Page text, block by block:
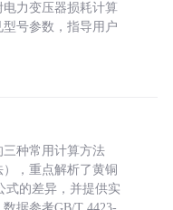
力变压器损耗计算
型号参数，指导用户
种常用计算方法
），重点解析了黄铜
式的差异，并提供实